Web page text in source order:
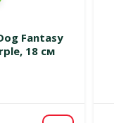
Fantasy
18 см
цена